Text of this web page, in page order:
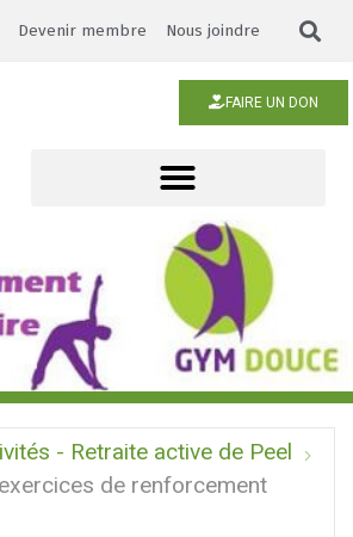
Devenir membre Nous joindre
FAIRE UN DON
- Retraite active de Peel
de renforcement